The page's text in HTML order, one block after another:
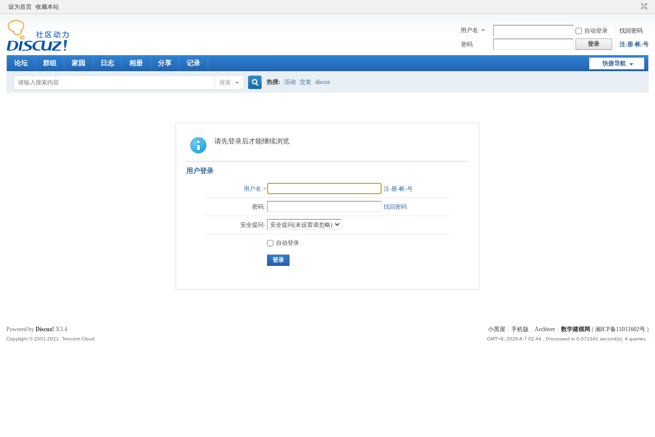
设为首页 收藏本站
用户名 自动登录
找回密码
密码
登录 注-册-帐-号
快捷导航
论坛 群组 家园 日志 相册 分享 记录
搜索
索
热搜: 活动 交友 discuz
请先登录后才能继续浏览
用户登录
用户名 注-册-帐-号
密码: 找回密码
安全提问:
自动登录
登录
小黑屋 手机版 Archiver 数学建模网 ( 湘ICP备11011602号)
GMT+8, 2026-8-7 02:44, Processed in 0.071341 second(s), 4 queries .
Powered byDiscuz! X3.4
Copyright © 2001-2021, Tencent Cloud.